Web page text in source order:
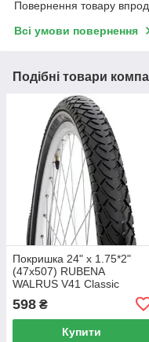
Повернення товару
Всі умови повернення
Подібні товари
Покришка 24" x 1.75*2"
(47x507) RUBENA
WALRUS V41 Classic
598 ₴
Купити